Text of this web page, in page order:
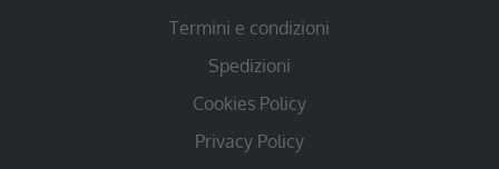
Termini e condizioni
Spedizioni
Cookies Policy
Privacy Policy